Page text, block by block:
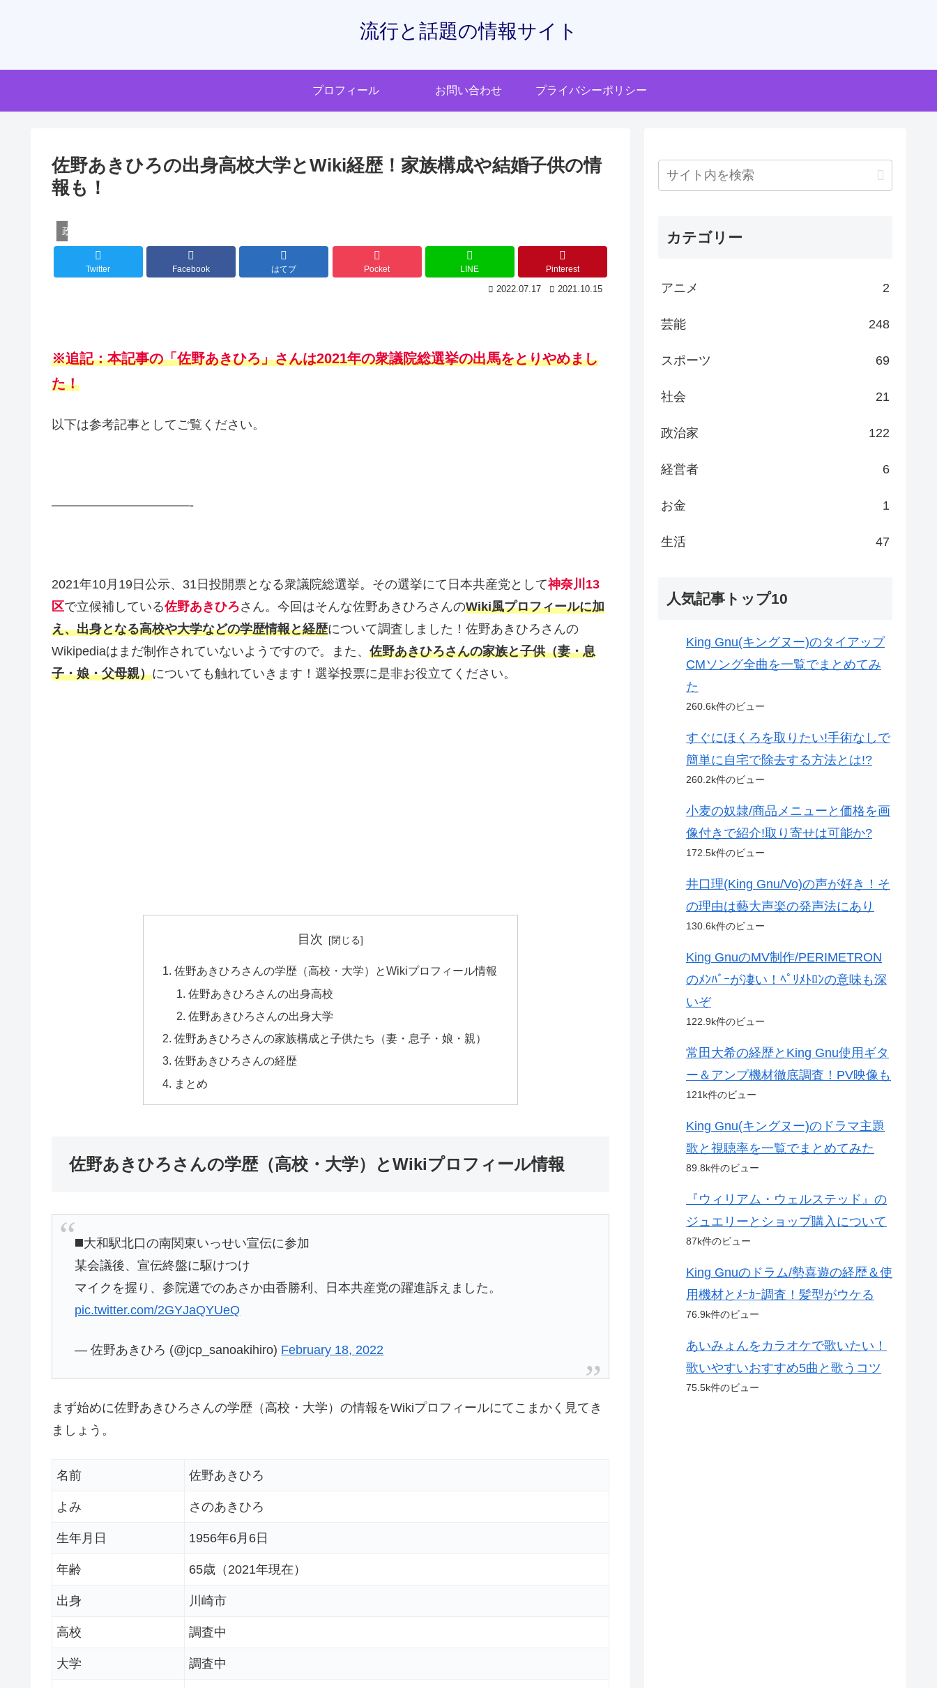
流行と話題の情報サイト
プロフィール お問い合わせ プライバシーポリシー
佐野あきひろの出身高校大学とWiki経歴！家族構成や結婚子供の情
報も！
政治家
Twitter Facebook はてブ Pocket LINE Pinterest
2022.07.17 2021.10.15
※追記：本記事の「佐野あきひろ」さんは2021年の衆議院総選挙の出馬をとりやめまし
た！
以下は参考記事としてご覧ください。
———————————-
2021年10月19日公示、31日投開票となる衆議院総選挙。その選挙にて日本共産党として神奈川13
区で立候補している佐野あきひろさん。今回はそんな佐野あきひろさんのWiki風プロフィールに加
え、出身となる高校や大学などの学歴情報と経歴について調査しました！佐野あきひろさんの
Wikipediaはまだ制作されていないようですので。また、 佐野あきひろさんの家族と子供（妻・息
子・娘・父母親）についても触れていきます！選挙投票に是非お役立てください。
目次
佐野あきひろさんの学歴（高校・大学）とWikiプロフィール情報
佐野あきひろさんの出身高校
佐野あきひろさんの出身大学
佐野あきひろさんの家族構成と子供たち（妻・息子・娘・親）
佐野あきひろさんの経歴
まとめ
佐野あきひろさんの学歴（高校・大学）とWikiプロフィール情報
◼️大和駅北口の南関東いっせい宣伝に参加
某会議後、宣伝終盤に駆けつけ
マイクを握り、参院選でのあさか由香勝利、日本共産党の躍進訴えました。
pic.twitter.com/2GYJaQYUeQ
— 佐野あきひろ (@jcp_sanoakihiro) February 18, 2022
まず始めに佐野あきひろさんの学歴（高校・大学）の情報をWikiプロフィールにてこまかく見てき
ましょう。
名前 佐野あきひろ
よみ さのあきひろ
生年月日 1956年6月6日
年齢 65歳（2021年現在）
出身 川崎市
高校 調査中
大学 調査中
カテゴリー
アニメ 2
芸能 248
スポーツ 69
社会 21
政治家 122
経営者 6
お金 1
生活 47
人気記事トップ10
King Gnu(キングヌー)のタイアップ
CMソング全曲を一覧でまとめてみ
た
260.6k件のビュー
すぐにほくろを取りたい!手術なしで
簡単に自宅で除去する方法とは!?
260.2k件のビュー
小麦の奴隷/商品メニューと価格を画
像付きで紹介!取り寄せは可能か?
172.5k件のビュー
井口理(King Gnu/Vo)の声が好き！そ
の理由は藝大声楽の発声法にあり
130.6k件のビュー
King GnuのMV制作/PERIMETRON
のﾒﾝﾊﾞｰが凄い！ﾍﾟﾘﾒﾄﾛﾝの意味も深
いぞ
122.9k件のビュー
常田大希の経歴とKing Gnu使用ギタ
ー＆アンプ機材徹底調査！PV映像も
121k件のビュー
King Gnu(キングヌー)のドラマ主題
歌と視聴率を一覧でまとめてみた
89.8k件のビュー
『ウィリアム・ウェルステッド』の
ジュエリーとショップ購入について
87k件のビュー
King Gnuのドラム/勢喜遊の経歴＆使
用機材とﾒｰｶｰ調査！髪型がウケる
76.9k件のビュー
あいみょんをカラオケで歌いたい！
歌いやすいおすすめ5曲と歌うコツ
75.5k件のビュー